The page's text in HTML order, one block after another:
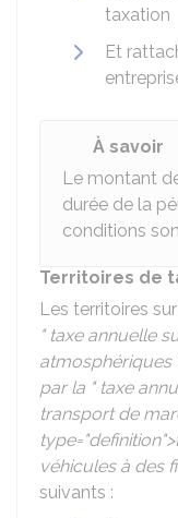
taxation
Et
À savoir
Le montant
durée de la
conditions
Territoires de
Les territoires
" taxe annuelle
atmosphériques
par la " taxe
transport de
véhicules à des
suivants :